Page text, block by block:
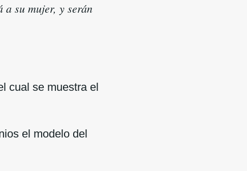
a su mujer, y serán
cual se muestra el
el modelo del